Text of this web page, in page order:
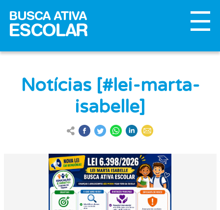
Notícias [#lei-marta-
isabelle]